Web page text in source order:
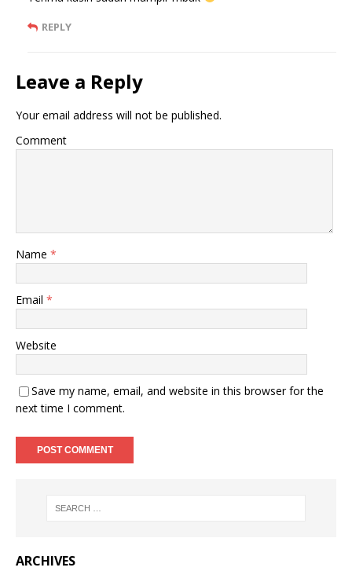
REPLY
Leave a Reply
Your email address will not be published.
Comment
Name *
Email *
Website
Save my name, email, and website in this browser for the
next time I comment.
ARCHIVES